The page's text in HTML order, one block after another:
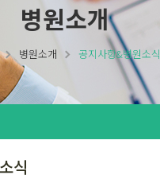
병원소개
병원소개 공지사항&병원소식
식